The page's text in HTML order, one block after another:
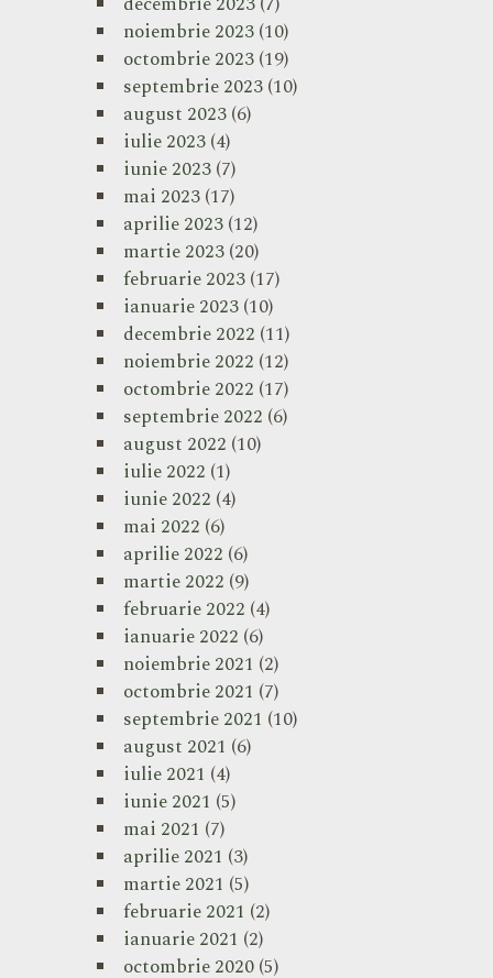
noiembrie 2023(10)
octombrie 2023(19)
septembrie 2023(10)
august 2023(6)
iulie 2023(4)
iunie 2023(7)
mai 2023(17)
aprilie 2023(12)
martie 2023(20)
februarie 2023(17)
ianuarie 2023(10)
decembrie 2022 (11)
noiembrie 2022 (12)
octombrie 2022 (17)
septembrie 2022 (6)
august 2022 (10)
iulie 2022 (1)
iunie 2022 (4)
mai 2022 (6)
aprilie 2022 (6)
martie 2022 (9)
februarie 2022 (4)
ianuarie 2022 (6)
noiembrie 2021 (2)
octombrie 2021 (7)
septembrie 2021 (10)
august 2021 (6)
iulie 2021 (4)
iunie 2021 (5)
mai 2021 (7)
aprilie 2021 (3)
martie 2021 (5)
februarie 2021 (2)
ianuarie 2021 (2)
octombrie 2020(5)